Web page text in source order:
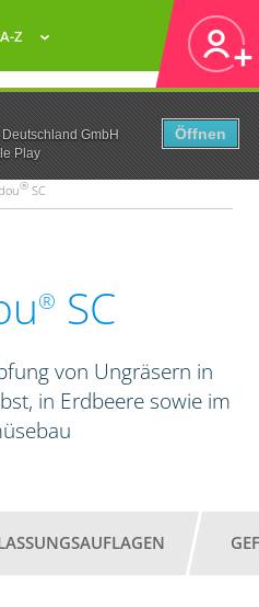
GmbH
Play
Öffnen
A-Z
® SC
® SC
von Ungräsern in
in Erdbeere sowie im